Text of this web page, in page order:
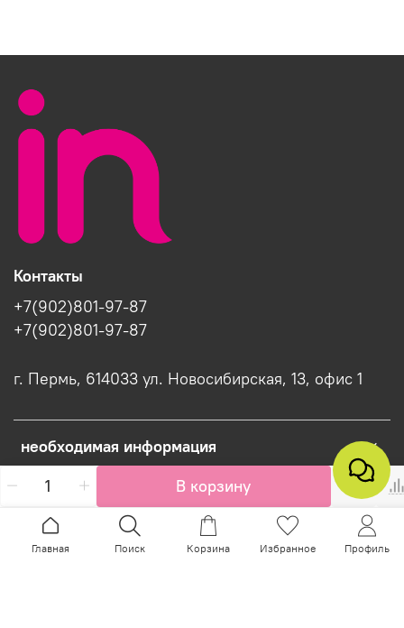
В корзину
необходимая информация
Контакты
+7(902)801-97-87
+7(902)801-97-87
г. Пермь, 614033 ул. Новосибирская, 13, офис 1
Интернет-магазин создан на InSales
Главная Поиск Корзина Избранное Профиль